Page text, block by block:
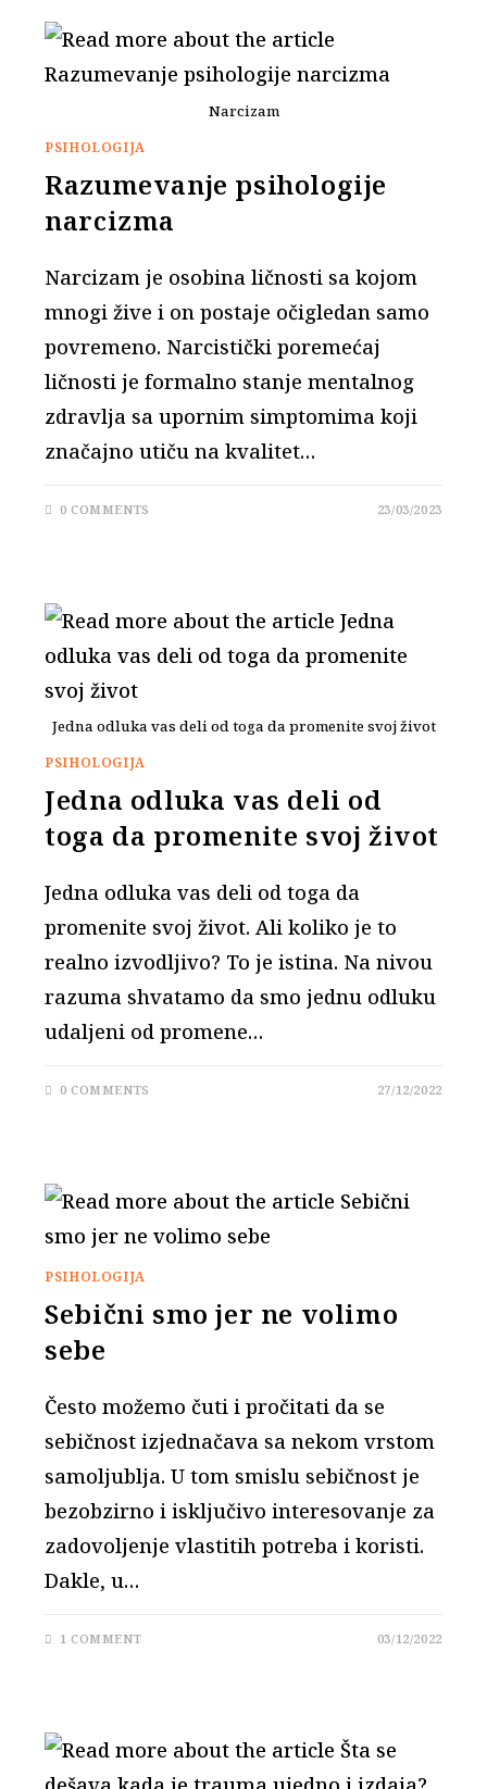
Narcizam
PSIHOLOGIJA
Razumevanje psihologije
narcizma
Narcizam je osobina ličnosti sa kojom
mnogi žive i on postaje očigledan samo
povremeno. Narcistički poremećaj
ličnosti je formalno stanje mentalnog
zdravlja sa upornim simptomima koji
značajno utiču na kvalitet…
0 COMMENTS 23/03/2023
Jedna odluka vas deli od toga da promenite svoj život
PSIHOLOGIJA
Jedna odluka vas deli od
toga da promenite svoj život
Jedna odluka vas deli od toga da
promenite svoj život. Ali koliko je to
realno izvodljivo? To je istina. Na nivou
razuma shvatamo da smo jednu odluku
udaljeni od promene…
0 COMMENTS 27/12/2022
PSIHOLOGIJA
Sebični smo jer ne volimo
sebe
Često možemo čuti i pročitati da se
sebičnost izjednačava sa nekom vrstom
samoljublja. U tom smislu sebičnost je
bezobzirno i isključivo interesovanje za
zadovoljenje vlastitih potreba i koristi.
Dakle, u…
1 COMMENT 03/12/2022